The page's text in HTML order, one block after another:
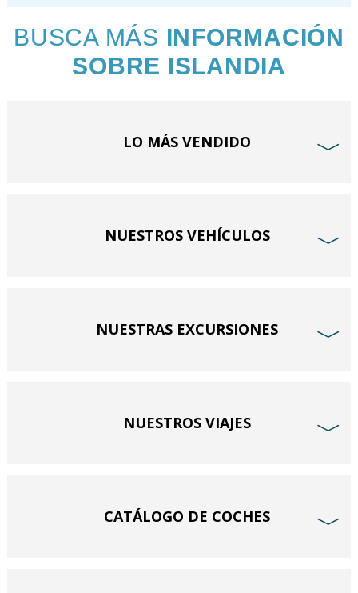
BUSCA MÁS INFORMACIÓN
SOBRE ISLANDIA
LO MÁS VENDIDO ﹀
NUESTROS VEHÍCULOS ﹀
NUESTRAS EXCURSIONES ﹀
NUESTROS VIAJES ﹀
CATÁLOGO DE COCHES ﹀